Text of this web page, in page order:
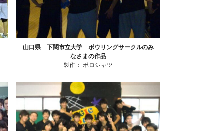
山口県 下関市立大学 ボウリングサークルのみ
なさまの作品
製作：ポロシャツ